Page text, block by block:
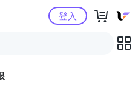
Yahoo購物中心登入